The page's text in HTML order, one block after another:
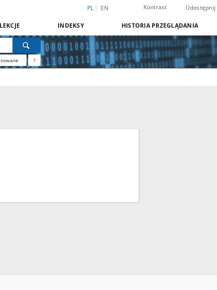
PL EN Kontrast Udostępnij
INDEKSY HISTORIA PRZEGLĄDANIA
?